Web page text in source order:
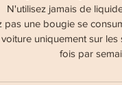
N'utilisez jamais de
pas une bougie se
uniquement sur
fois par